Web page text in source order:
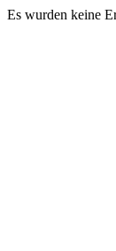
Es wurden keine